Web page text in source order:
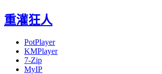
重灌狂人
PotPlayer
KMPlayer
7-Zip
MyIP